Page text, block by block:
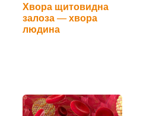
Хвора щитовидна
залоза — хвора
людина